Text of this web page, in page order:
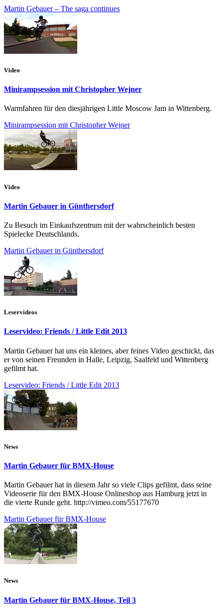
Martin Gebauer – The saga continues
Video
Minirampsession mit Christopher Wejner
Warmfahren für den diesjährigen Little Moscow Jam in Wittenberg.
Minirampsession mit Christopher Wejner
Video
Martin Gebauer in Günthersdorf
Zu Besuch im Einkaufszentrum mit der wahrscheinlich besten
Spielecke Deutschlands.
Martin Gebauer in Günthersdorf
Leservideos
Leservideo: Friends / Little Edit 2013
Martin Gebauer hat uns ein kleines, aber feines Video geschickt, das
er von seinen Freunden in Halle, Leipzig, Saalfeld und Wittenberg
gefilmt hat.
Leservideo: Friends / Little Edit 2013
News
Martin Gebauer für BMX-House
Martin Gebauer hat in diesem Jahr so viele Clips gefilmt, dass seine
Videoserie für den BMX-House Onlineshop aus Hamburg jetzt in
die vierte Runde geht. http://vimeo.com/55177670
Martin Gebauer für BMX-House
News
Martin Gebauer für BMX-House, Teil 3